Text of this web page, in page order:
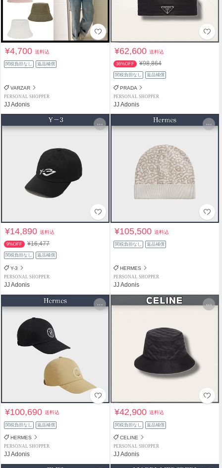
¥4,700送料込
関税負担なし 返品補償
VARZAR
PERSONAL SHOPPER
JJ Adonis
¥62,600送料込
36%OFF ¥98,864
関税負担なし 返品補償
PRADA
PERSONAL SHOPPER
JJ Adonis
¥14,890送料込
9%OFF ¥16,477
関税負担なし 返品補償
Y-3
PERSONAL SHOPPER
JJ Adonis
¥105,500送料込
関税負担なし 返品補償
HERMES
PERSONAL SHOPPER
JJ Adonis
¥100,690送料込
関税負担なし 返品補償
HERMES
PERSONAL SHOPPER
JJ Adonis
¥42,900送料込
関税負担なし 返品補償
CELINE
PERSONAL SHOPPER
JJ Adonis